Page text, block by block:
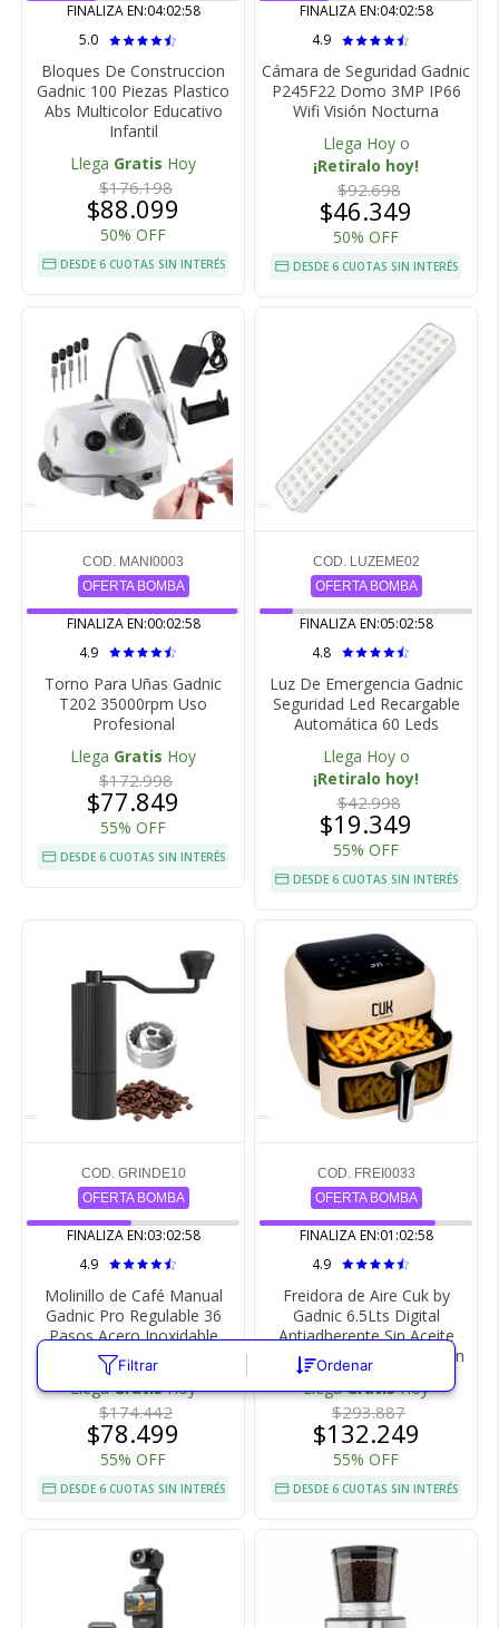
Filtrar Ordenar
FINALIZA EN:04:02:57
5.0
Bloques De Construccion
Gadnic 100 Piezas Plastico
Abs Multicolor Educativo
Infantil
Llega Gratis Hoy
$176.198
$88.099
50% OFF
DESDE 6 CUOTAS SIN INTERÉS
FINALIZA EN:04:02:57
4.9
Cámara de Seguridad Gadnic
P245F22 Domo 3MP IP66
Wifi Visión Nocturna
Llega Hoy o
¡Retiralo hoy!
$92.698
$46.349
50% OFF
DESDE 6 CUOTAS SIN INTERÉS
COD. MANI0003
OFERTA BOMBA
FINALIZA EN:00:02:57
4.9
Torno Para Uñas Gadnic
T202 35000rpm Uso
Profesional
Llega Gratis Hoy
$172.998
$77.849
55% OFF
DESDE 6 CUOTAS SIN INTERÉS
COD. LUZEME02
OFERTA BOMBA
FINALIZA EN:05:02:57
4.8
Luz De Emergencia Gadnic
Seguridad Led Recargable
Automática 60 Leds
Llega Hoy o
¡Retiralo hoy!
$42.998
$19.349
55% OFF
DESDE 6 CUOTAS SIN INTERÉS
COD. GRINDE10
OFERTA BOMBA
FINALIZA EN:03:02:57
4.9
Molinillo de Café Manual
Gadnic Pro Regulable 36
Pasos Acero Inoxidable
Especias y Granos
LlegaGratisHoy
$174.442
$78.499
55% OFF
DESDE 6 CUOTAS SIN INTERÉS
COD. FREI0033
OFERTA BOMBA
FINALIZA EN:01:02:57
4.9
Freidora de Aire Cuk by
Gadnic 6.5Lts Digital
Antiadherente Sin Aceite
Temporizador Multifunción
LlegaGratisHoy
$293.887
$132.249
55% OFF
DESDE 6 CUOTAS SIN INTERÉS